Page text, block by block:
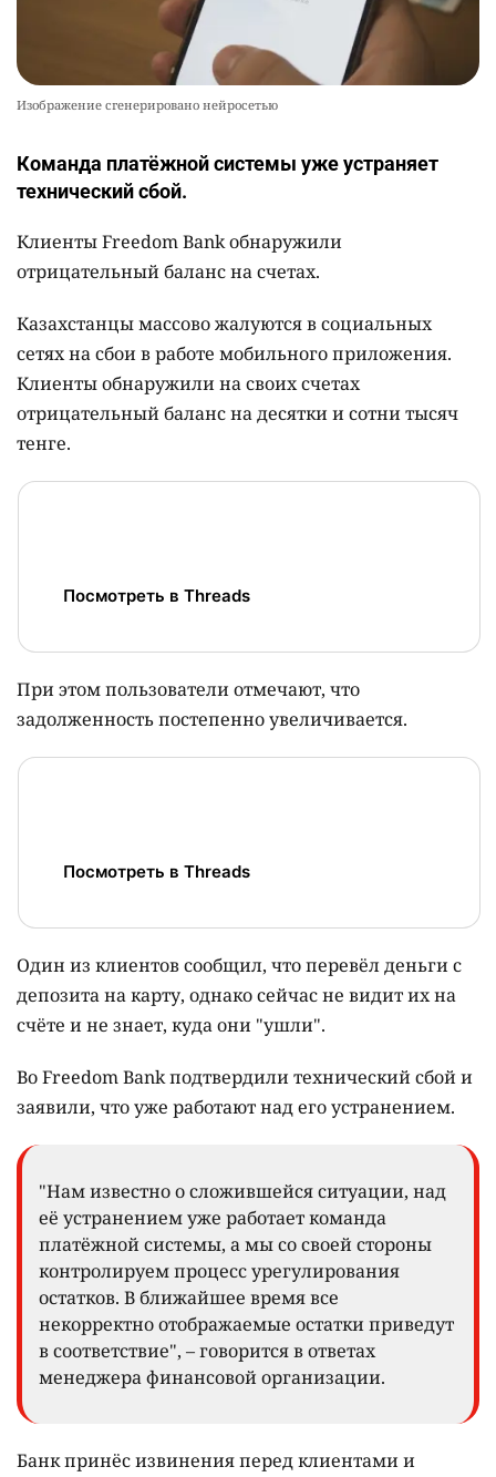
Изображение сгенерировано нейросетью
Команда платёжной системы уже устраняет
технический сбой.
Клиенты Freedom Bank обнаружили
отрицательный баланс на счетах.
Казахстанцы массово жалуются в социальных
сетях на сбои в работе мобильного приложения.
Клиенты обнаружили на своих счетах
отрицательный баланс на десятки и сотни тысяч
тенге.
Посмотреть в Threads
При этом пользователи отмечают, что
задолженность постепенно увеличивается.
Посмотреть в Threads
Один из клиентов сообщил, что перевёл деньги с
депозита на карту, однако сейчас не видит их на
счёте и не знает, куда они "ушли".
Во Freedom Bank подтвердили технический сбой и
заявили, что уже работают над его устранением.
"Нам известно о сложившейся ситуации, над
её устранением уже работает команда
платёжной системы, а мы со своей стороны
контролируем процесс урегулирования
остатков. В ближайшее время все
некорректно отображаемые остатки приведут
в соответствие", – говорится в ответах
менеджера финансовой организации.
Банк принёс извинения перед клиентами и